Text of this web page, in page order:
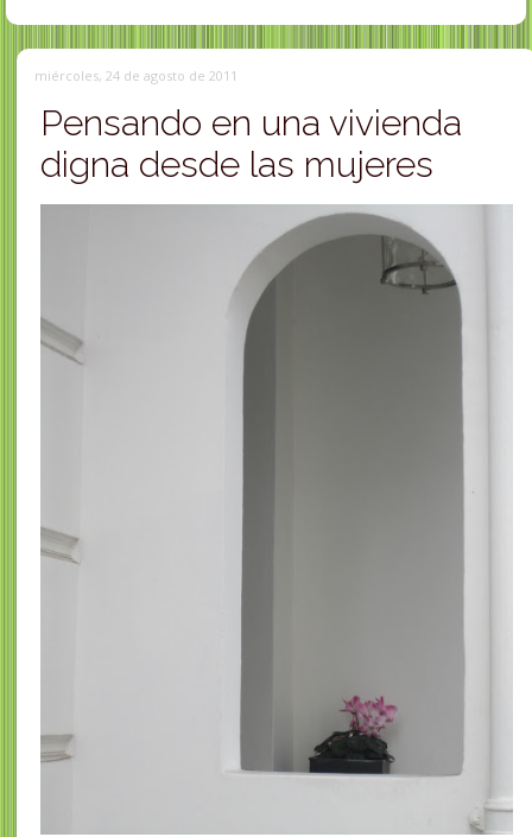
miércoles, 24 de agosto de 2011
Pensando en una vivienda
digna desde las mujeres